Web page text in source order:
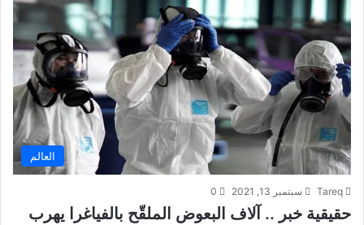
العالم
Tareq سبتمبر 13, 2021 0
حقيقية خبر .. آلاف البعوض الملقّح بالفياغرا يهرب